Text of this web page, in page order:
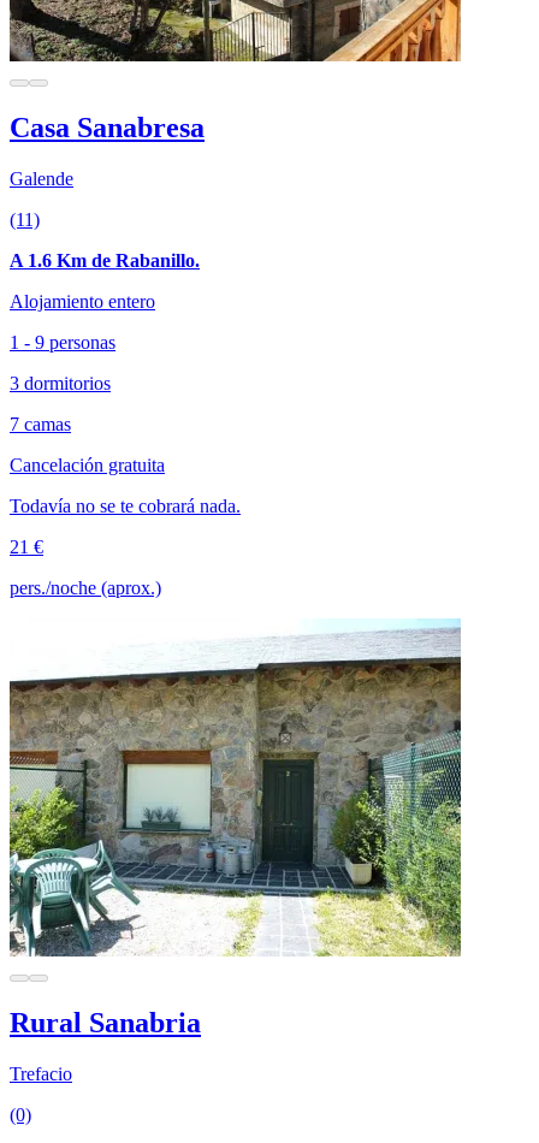
Casa Sanabresa
Galende
(11)
A 1.6 Km de Rabanillo.
Alojamiento entero
1 - 9 personas
3 dormitorios
7 camas
Cancelación gratuita
Todavía no se te cobrará nada.
21 €
pers./noche (aprox.)
Rural Sanabria
Trefacio
(0)